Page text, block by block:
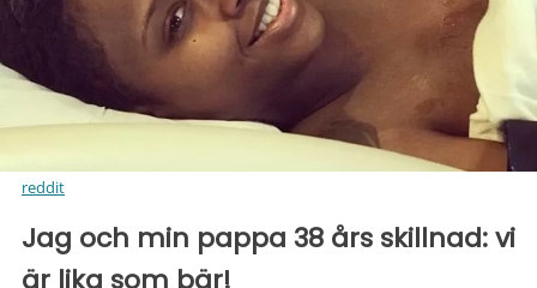
reddit
Jag och min pappa 38 års skillnad: vi
är lika som bär!